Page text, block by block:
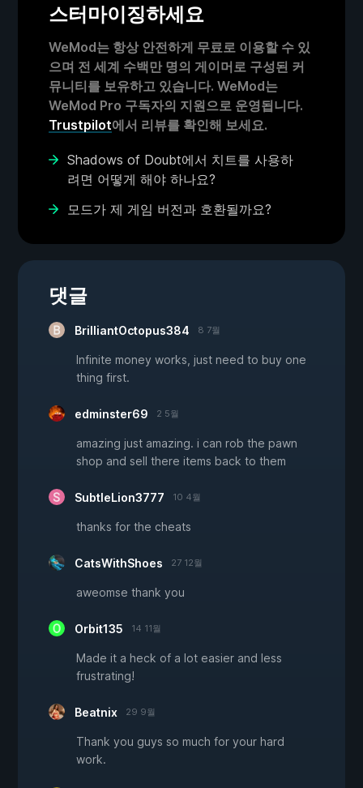
스터마이징하세요
WeMod는 항상 안전하게 무료로 이용할 수 있
으며 전 세계 수백만 명의 게이머로 구성된 커
뮤니티를 보유하고 있습니다. WeMod는
WeMod Pro 구독자의 지원으로 운영됩니다.
Trustpilot에서 리뷰를 확인해 보세요.
Shadows of Doubt에서 치트를 사용하
려면 어떻게 해야 하나요?
모드가 제 게임 버전과 호환될까요?
댓글
BrilliantOctopus384 8 7월
Infinite money works, just need to buy one
thing first.
edminster69 2 5월
amazing just amazing. i can rob the pawn
shop and sell there items back to them
SubtleLion3777 10 4월
thanks for the cheats
CatsWithShoes 27 12월
aweomse thank you
Orbit135 14 11월
Made it a heck of a lot easier and less
frustrating!
Beatnix 29 9월
Thank you guys so much for your hard
work.